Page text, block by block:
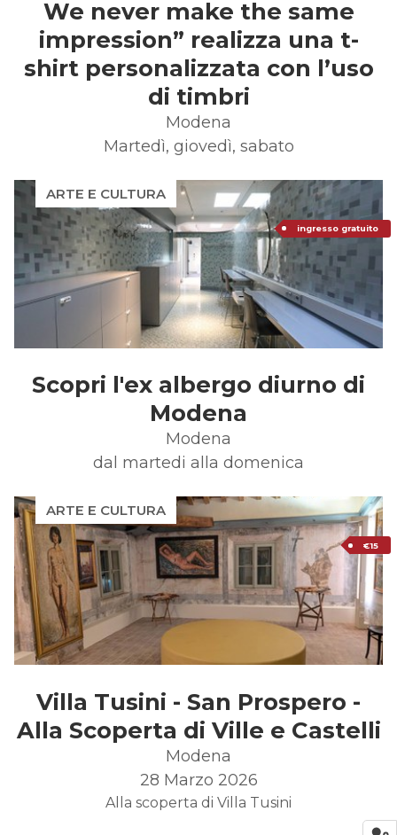
We never make the same
impression” realizza una t-
shirt personalizzata con l’uso
di timbri
Modena
Martedì, giovedì, sabato
Scopri l'ex albergo diurno di
Modena
ARTE E CULTURA
ingresso gratuito
Modena
dal martedi alla domenica
Villa Tusini - San Prospero -
Alla Scoperta di Ville e Castelli
ARTE E CULTURA
€15
Modena
28 Marzo 2026
Alla scoperta di Villa Tusini